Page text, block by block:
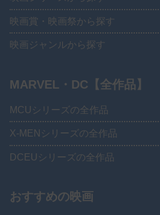
映画賞・映画祭から探す
映画ジャンルから探す
MARVEL・DC【全作品】
MCUシリーズの全作品
X-MENシリーズの全作品
DCEUシリーズの全作品
おすすめの映画